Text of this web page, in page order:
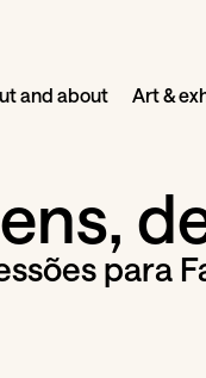
and about Art &
para